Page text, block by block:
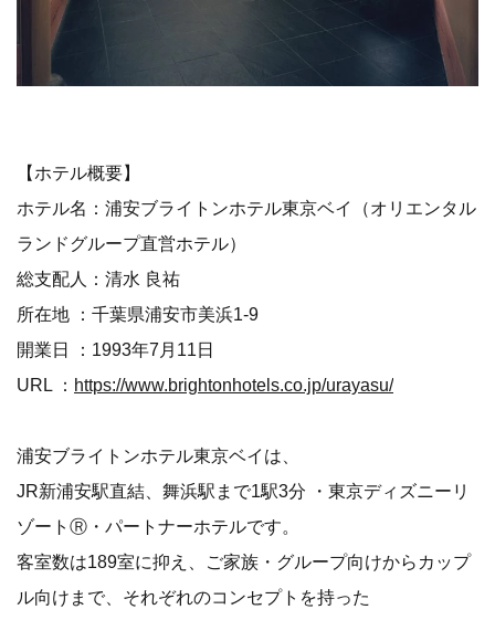
【ホテル概要】
ホテル名：浦安ブライトンホテル東京ベイ（オリエンタル
ランドグループ直営ホテル）
総支配人：清水 良祐
所在地 ：千葉県浦安市美浜1-9
開業日 ：1993年7月11日
URL ： https://www.brightonhotels.co.jp/urayasu/
浦安ブライトンホテル東京ベイは、
JR新浦安駅直結、舞浜駅まで1駅3分 ・東京ディズニーリ
ゾートⓇ・パートナーホテルです。
客室数は189室に抑え、ご家族・グループ向けからカップ
ル向けまで、それぞれのコンセプトを持った